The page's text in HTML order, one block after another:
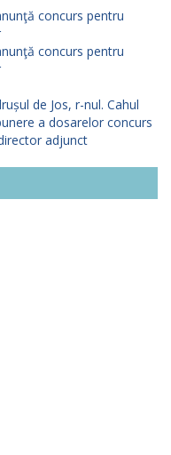
concurs pentru
concurs pentru
de Jos, r-nul. Cahul
a dosarelor concurs
adjunct